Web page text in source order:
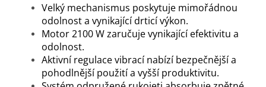
Velký mechanismus poskytuje mimořádnou
odolnost a vynikající drticí výkon.
Motor 2100 W zaručuje vynikající efektivitu a
odolnost.
Aktivní regulace vibrací nabízí bezpečnější a
pohodlnější použití a vyšší produktivitu.